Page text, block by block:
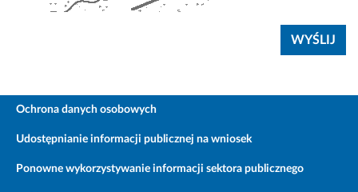
Ochrona danych osobowych
Udostępnianie informacji publicznej na wniosek
Ponowne wykorzystywanie informacji sektora publicznego